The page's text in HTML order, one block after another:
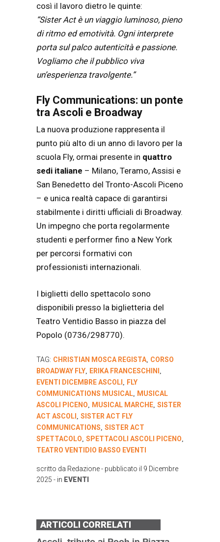
così il lavoro dietro le quinte:
“Sister Act è un viaggio luminoso, pieno
di ritmo ed emotività. Ogni interprete
porta sul palco autenticità e passione.
Vogliamo che il pubblico viva
un’esperienza travolgente.”
Fly Communications: un ponte
tra Ascoli e Broadway
La nuova produzione rappresenta il
punto più alto di un anno di lavoro per la
scuola Fly, ormai presente in quattro
sedi italiane – Milano, Teramo, Assisi e
San Benedetto del Tronto-Ascoli Piceno
– e unica realtà capace di garantirsi
stabilmente i diritti ufficiali di Broadway.
Un impegno che porta regolarmente
studenti e performer fino a New York
per percorsi formativi con
professionisti internazionali.
I biglietti dello spettacolo sono
disponibili presso la biglietteria del
Teatro Ventidio Basso in piazza del
Popolo (0736/298770).
TAG: CHRISTIAN MOSCA REGISTA, CORSO
BROADWAY FLY, ERIKA FRANCESCHINI ,
EVENTI DICEMBRE ASCOLI , FLY
COMMUNICATIONS MUSICAL, MUSICAL
ASCOLI PICENO, MUSICAL MARCHE, SISTER
ACT ASCOLI , SISTER ACT FLY
COMMUNICATIONS, SISTER ACT
SPETTACOLO, SPETTACOLI ASCOLI PICENO,
TEATRO VENTIDIO BASSO EVENTI
scritto da Redazione- pubblicato il 9 Dicembre
2025 - in EVENTI
ARTICOLI CORRELATI